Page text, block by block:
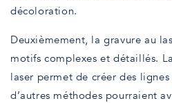
décoloration.
Deuxièmement, la gravure au
motifs complexes et détaillés.
laser permet de créer des
d’autres méthodes pourraient